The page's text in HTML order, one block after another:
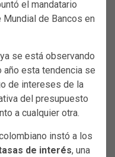
el mandatario
Mundial de Bancos en
se está observando
esta tendencia se
de intereses de la
del presupuesto
a cualquier otra.
instó a los
de interés, una